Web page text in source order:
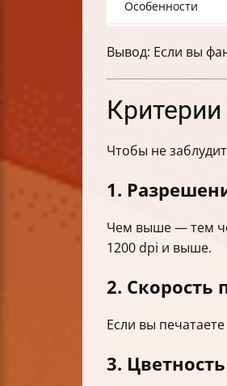
Особенности
Вывод: Если вы
Чтобы не
1.
Чем выше — тем
1200 dpi и выше.
2. Скорость
Если вы
3. Цветность